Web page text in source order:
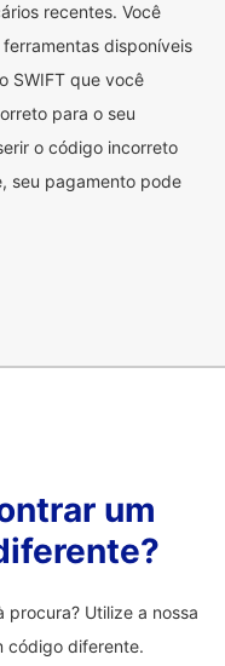
recentes. Você
disponíveis
SWIFT que você
para o seu
o código incorreto
seu pagamento pode
um
procura? Utilize a nossa
código diferente.